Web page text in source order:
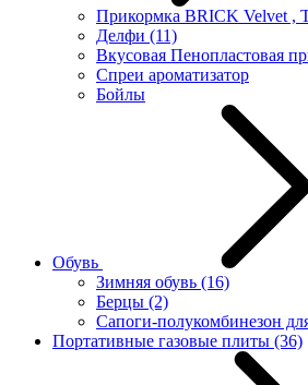
Прикормка BRICK Velvet ,
Делфи (11)
Вкусовая Пенопластовая
Спреи ароматизатор
Бойлы
Обувь
Зимняя обувь (16)
Берцы (2)
Сапоги-полукомбинезон
Портативные газовые плиты (36)